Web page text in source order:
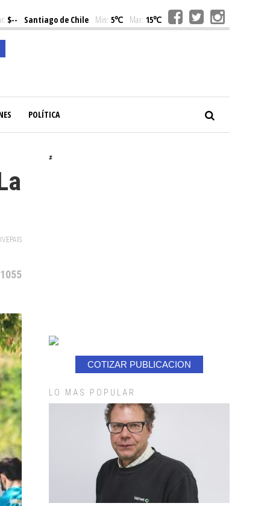
$-- Santiago de Chile Min: 5℃ Max: 15℃
POLÍTICA
#
COTIZAR PUBLICACION
LO MAS POPULAR